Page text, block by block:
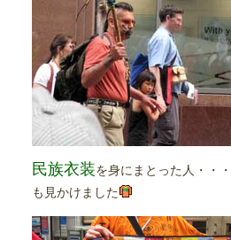
民族衣装を身にまとった人・・・
も見かけました